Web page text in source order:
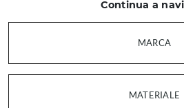
Continua a
MARCA
MATERIALE